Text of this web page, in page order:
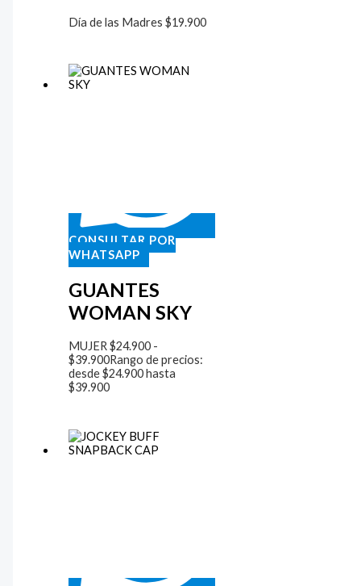
Día de las Madres$19.900
CONSULTAR POR
WHATSAPP
GUANTES
WOMAN SKY
MUJER$24.900 -
$39.900Rango de precios:
desde $24.900 hasta
$39.900